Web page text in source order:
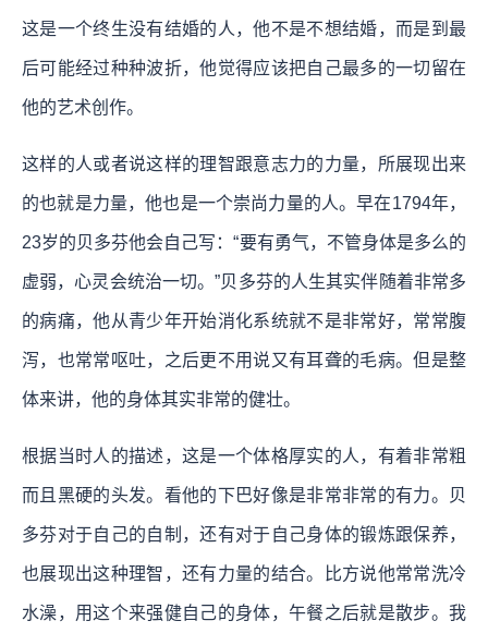
这是一个终生没有结婚的人，他不是不想结婚，而是到最
后可能经过种种波折，他觉得应该把自己最多的一切留在
他的艺术创作。
这样的人或者说这样的理智跟意志力的力量，所展现出来
的也就是力量，他也是一个崇尚力量的人。早在1794年，
23岁的贝多芬他会自己写：“要有勇气，不管身体是多么的
虚弱，心灵会统治一切。”贝多芬的人生其实伴随着非常多
的病痛，他从青少年开始消化系统就不是非常好，常常腹
泻，也常常呕吐，之后更不用说又有耳聋的毛病。但是整
体来讲，他的身体其实非常的健壮。
根据当时人的描述，这是一个体格厚实的人，有着非常粗
而且黑硬的头发。看他的下巴好像是非常非常的有力。贝
多芬对于自己的自制，还有对于自己身体的锻炼跟保养，
也展现出这种理智，还有力量的结合。比方说他常常洗冷
水澡，用这个来强健自己的身体，午餐之后就是散步。我